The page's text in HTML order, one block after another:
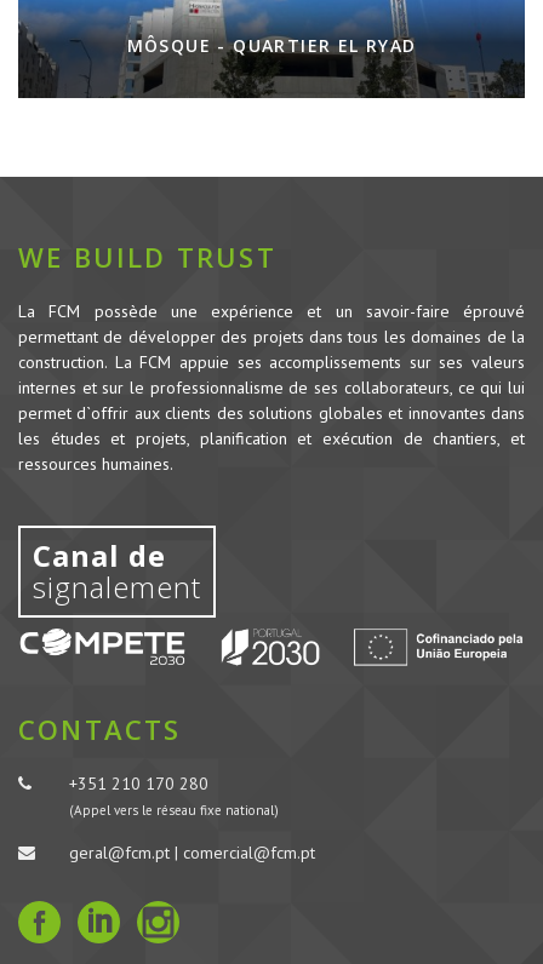
MÔSQUE - QUARTIER EL RYAD
WE BUILD TRUST
La FCM possède une expérience et un savoir-faire éprouvé
permettant de développer des projets dans tous les domaines de la
construction. La FCM appuie ses accomplissements sur ses valeurs
internes et sur le professionnalisme de ses collaborateurs, ce qui lui
permet d`offrir aux clients des solutions globales et innovantes dans
les études et projets, planification et exécution de chantiers, et
ressources humaines.
Canal de
signalement
CONTACTS
+351 210 170 280
(Appel vers le réseau fixe national)
geral@fcm.pt | comercial@fcm.pt